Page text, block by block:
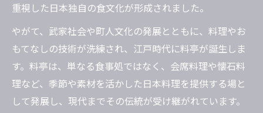
重視した日本独自の食文化が形成されました。
やがて、武家社会や町人文化の発展とともに、料理やお
もてなしの技術が洗練され、江戸時代に料亭が誕生しま
す。料亭は、単なる食事処ではなく、会席料理や懐石料
理など、季節や素材を活かした日本料理を提供する場と
して発展し、現代までその伝統が受け継がれています。